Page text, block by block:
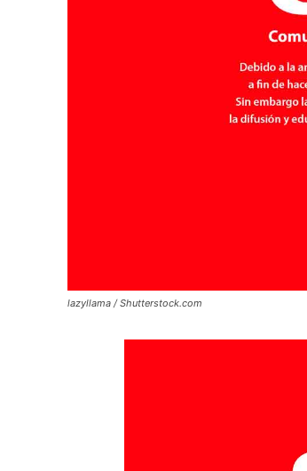
lazyllama / Shutterstock.com